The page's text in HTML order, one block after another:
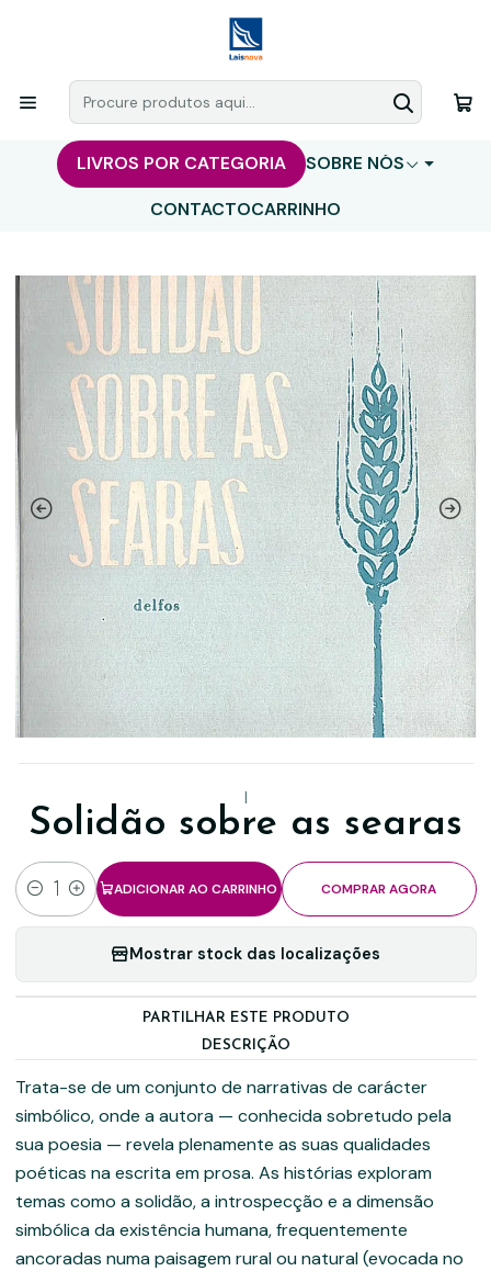
LIVROS POR CATEGORIA
SOBRE NÓS
CONTACTOCARRINHO
|
Solidão sobre as searas
Quantidade
ADICIONAR AO CARRINHO COMPRAR AGORA
Mostrar stock das localizações
PARTILHAR ESTE PRODUTO
DESCRIÇÃO
Trata-se de um conjunto de narrativas de carácter
simbólico, onde a autora — conhecida sobretudo pela
sua poesia — revela plenamente as suas qualidades
poéticas na escrita em prosa. As histórias exploram
temas como a solidão, a introspecção e a dimensão
simbólica da existência humana, frequentemente
ancoradas numa paisagem rural ou natural (evocada no